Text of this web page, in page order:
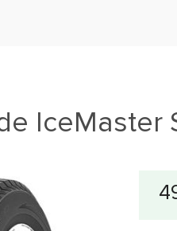
IceMaster